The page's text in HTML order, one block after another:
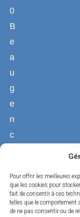
Pour offrir les meilleures
que les cookies pour
fait de consentir à ces
telles que le comportement
de ne pas consentir ou de
0
B
e
a
u
g
e
n
c
02
38
44
50